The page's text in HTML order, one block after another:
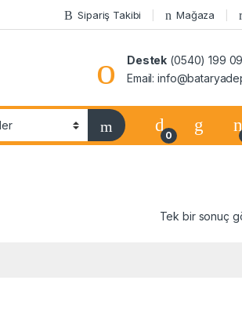
Sipariş Takibi Mağaza
Destek (0540) 199 09
Email:
0
Tek bir sonuç